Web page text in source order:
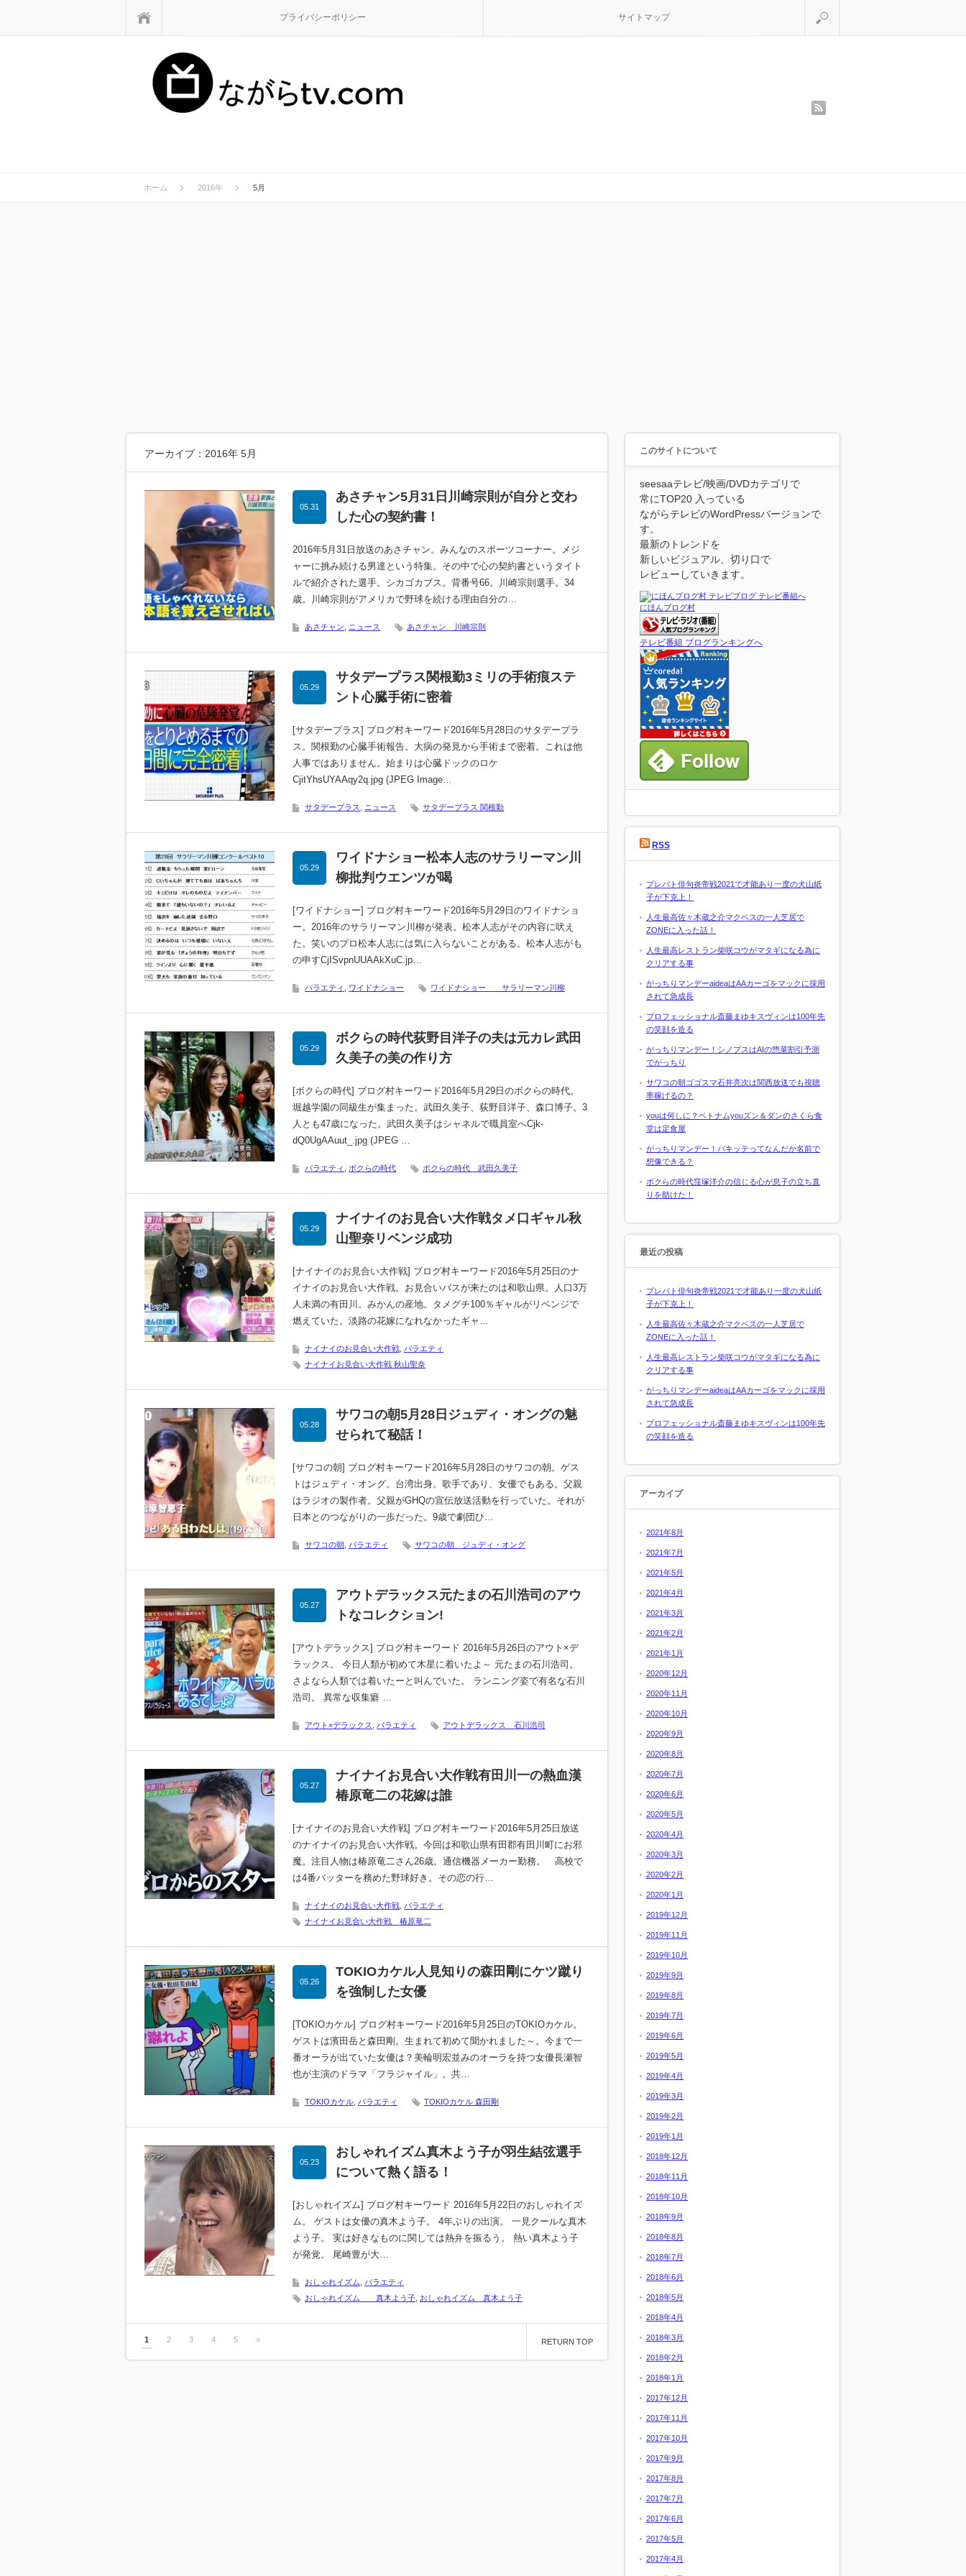
プライバシーポリシー サイトマップ
ホーム 2016年 5月
アーカイブ：2016年 5月
あさチャン5月31日川崎宗則が自分と交わ
した心の契約書！
05.31
2016年5月31日放送のあさチャン。みんなのスポーツコーナー。メジ
ャーに挑み続ける男達という特集。その中で心の契約書というタイト
ルで紹介された選手。シカゴカブス。背番号66。川崎宗則選手。34
歳。川崎宗則がアメリカで野球を続ける理由自分の…
あさチャン ニュース あさチャン 川崎宗則
サタデープラス関根勤3ミリの手術痕ステ
ント心臓手術に密着
05.29
[サタデープラス] ブログ村キーワード2016年5月28日のサタデープラ
ス。関根勤の心臓手術報告。大病の発見から手術まで密着。これは他
人事ではありません。始まりは心臓ドックのロケ
CjitYhsUYAAqy2q.jpg (JPEG Image…
サタデープラス ニュース サタデープラス 関根勤
ワイドナショー松本人志のサラリーマン川
柳批判ウエンツが喝
05.29
[ワイドナショー] ブログ村キーワード2016年5月29日のワイドナショ
ー。2016年のサラリーマン川柳が発表。松本人志がその内容に吠え
た。笑いのプロ松本人志には気に入らないことがある。松本人志がも
の申すCjISvpnUUAAkXuC.jp…
バラエティ ワイドナショー ワイドナショー サラリーマン川柳
ボクらの時代荻野目洋子の夫は元カレ武田
久美子の美の作り方
05.29
[ボクらの時代] ブログ村キーワード2016年5月29日のボクらの時代。
堀越学園の同級生が集まった。武田久美子、荻野目洋子、森口博子。3
人とも47歳になった。武田久美子はシャネルで職員室へCjk-
dQ0UgAAuut_.jpg (JPEG …
バラエティ ボクらの時代 ボクらの時代 武田久美子
ナイナイのお見合い大作戦タメ口ギャル秋
山聖奈リベンジ成功
05.29
[ナイナイのお見合い大作戦] ブログ村キーワード2016年5月25日のナ
イナイのお見合い大作戦。お見合いバスが来たのは和歌山県。人口3万
人未満の有田川。みかんの産地。タメグチ100％ギャルがリベンジで
燃えていた。淡路の花嫁になれなかったギャ…
ナイナイのお見合い大作戦 バラエティ
ナイナイお見合い大作戦 秋山聖奈
サワコの朝5月28日ジュディ・オングの魅
せられて秘話！
05.28
[サワコの朝] ブログ村キーワード2016年5月28日のサワコの朝。ゲス
トはジュディ・オング。台湾出身。歌手であり、女優でもある。父親
はラジオの製作者。父親がGHQの宣伝放送活動を行っていた。それが
日本とのつながりの一歩だった。9歳で劇団ひ…
サワコの朝 バラエティ サワコの朝 ジュディ・オング
アウトデラックス元たまの石川浩司のアウ
トなコレクション!
05.27
[アウトデラックス] ブログ村キーワード 2016年5月26日のアウト×デ
ラックス。 今日人類が初めて木星に着いたよ～ 元たまの石川浩司。
さよなら人類では着いたーと叫んでいた。 ランニング姿で有名な石川
浩司。 異常な収集癖 …
アウト×デラックス バラエティ アウトデラックス 石川浩司
ナイナイお見合い大作戦有田川一の熱血漢
椿原竜二の花嫁は誰
05.27
[ナイナイのお見合い大作戦] ブログ村キーワード2016年5月25日放送
のナイナイのお見合い大作戦。今回は和歌山県有田郡有田川町にお邪
魔。注目人物は椿原竜二さん26歳。通信機器メーカー勤務。 高校で
は4番バッターを務めた野球好き。その恋の行…
ナイナイのお見合い大作戦 バラエティ
ナイナイお見合い大作戦 椿原竜二
TOKIOカケル人見知りの森田剛にケツ蹴り
を強制した女優
05.26
[TOKIOカケル] ブログ村キーワード2016年5月25日のTOKIOカケル。
ゲストは濱田岳と森田剛。生まれて初めて聞かれました～。今まで一
番オーラが出ていた女優は？美輪明宏並みのオーラを持つ女優長瀬智
也が主演のドラマ「フラジャイル」。共…
TOKIOカケル バラエティ TOKIOカケル 森田剛
おしゃれイズム真木よう子が羽生結弦選手
について熱く語る！
05.23
[おしゃれイズム] ブログ村キーワード 2016年5月22日のおしゃれイズ
ム。 ゲストは女優の真木よう子。 4年ぶりの出演。 一見クールな真木
よう子。 実は好きなものに関しては熱弁を振るう。 熱い真木よう子
が発覚。 尾崎豊が大…
おしゃれイズム
バラエティ
おしゃれイズム 真木よう子 おしゃれイズム 真木よう子
1 2 3 4 5 » RETURN TOP
このサイトについて
seesaaテレビ/映画/DVDカテゴリで
常にTOP20 入っている
ながらテレビのWordPressバージョンで
す。
最新のトレンドを
新しいビジュアル、切り口で
レビューしていきます。
にほんブログ村
テレビ番組 ブログランキングへ
RSS
プレバト俳句炎帝戦2021で才能あり一度の犬山紙
子が下克上！
人生最高佐々木蔵之介マクベスの一人芝居で
ZONEに入った話！
人生最高レストラン柴咲コウがマタギになる為に
クリアする事
がっちりマンデーaideaはAAカーゴをマックに採用
されて急成長
プロフェッショナル斎藤まゆキスヴィンは100年先
の笑顔を造る
がっちりマンデー！シノプスはAIの惣菜割引予測
でがっちり
サワコの朝ゴゴスマ石井亮次は関西放送でも視聴
率稼げるの？
youは何しに？ベトナムyouズン＆ダンのさくら食
堂は定食屋
がっちりマンデー！パキッテってなんだか名前で
想像できる？
ボクらの時代窪塚洋介の信じる心が息子の立ち直
りを助けた！
最近の投稿
プレバト俳句炎帝戦2021で才能あり一度の犬山紙
子が下克上！
人生最高佐々木蔵之介マクベスの一人芝居で
ZONEに入った話！
人生最高レストラン柴咲コウがマタギになる為に
クリアする事
がっちりマンデーaideaはAAカーゴをマックに採用
されて急成長
プロフェッショナル斎藤まゆキスヴィンは100年先
の笑顔を造る
アーカイブ
2021年8月
2021年7月
2021年5月
2021年4月
2021年3月
2021年2月
2021年1月
2020年12月
2020年11月
2020年10月
2020年9月
2020年8月
2020年7月
2020年6月
2020年5月
2020年4月
2020年3月
2020年2月
2020年1月
2019年12月
2019年11月
2019年10月
2019年9月
2019年8月
2019年7月
2019年6月
2019年5月
2019年4月
2019年3月
2019年2月
2019年1月
2018年12月
2018年11月
2018年10月
2018年9月
2018年8月
2018年7月
2018年6月
2018年5月
2018年4月
2018年3月
2018年2月
2018年1月
2017年12月
2017年11月
2017年10月
2017年9月
2017年8月
2017年7月
2017年6月
2017年5月
2017年4月